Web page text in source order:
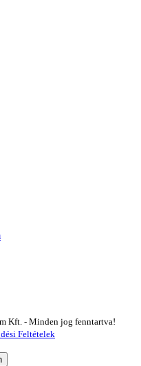
Kft. - Minden jog fenntartva!
Feltételek